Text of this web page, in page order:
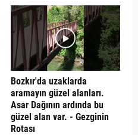
Bozkır'da uzaklarda
aramayın güzel alanları.
Asar Dağının ardında bu
güzel alan var. - Gezginin
Rotası